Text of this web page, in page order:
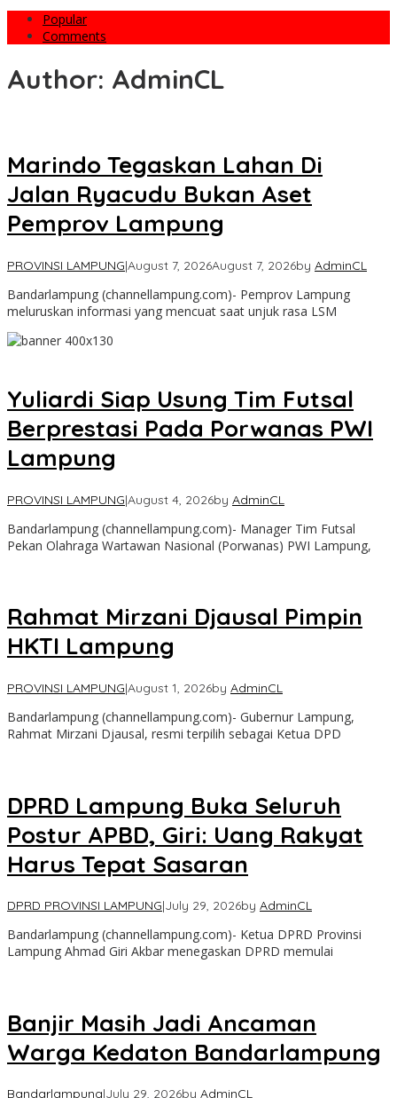
Popular
Comments
Author: AdminCL
Marindo Tegaskan Lahan Di
Jalan Ryacudu Bukan Aset
Pemprov Lampung
PROVINSI LAMPUNG|August 7, 2026August 7, 2026by AdminCL
Bandarlampung (channellampung.com)- Pemprov Lampung
meluruskan informasi yang mencuat saat unjuk rasa LSM
Yuliardi Siap Usung Tim Futsal
Berprestasi Pada Porwanas PWI
Lampung
PROVINSI LAMPUNG|August 4, 2026by AdminCL
Bandarlampung (channellampung.com)- Manager Tim Futsal
Pekan Olahraga Wartawan Nasional (Porwanas) PWI Lampung,
Rahmat Mirzani Djausal Pimpin
HKTI Lampung
PROVINSI LAMPUNG|August 1, 2026by AdminCL
Bandarlampung (channellampung.com)- Gubernur Lampung,
Rahmat Mirzani Djausal, resmi terpilih sebagai Ketua DPD
DPRD Lampung Buka Seluruh
Postur APBD, Giri: Uang Rakyat
Harus Tepat Sasaran
DPRD PROVINSI LAMPUNG|July 29, 2026by AdminCL
Bandarlampung (channellampung.com)- Ketua DPRD Provinsi
Lampung Ahmad Giri Akbar menegaskan DPRD memulai
Banjir Masih Jadi Ancaman
Warga Kedaton Bandarlampung
Bandarlampung|July 29, 2026by AdminCL